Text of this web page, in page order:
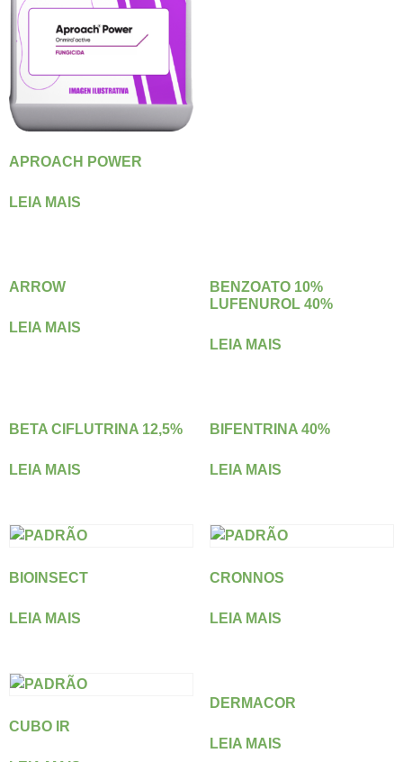
APROACH POWER
LEIA MAIS
ARROW
LEIA MAIS
BENZOATO 10%
LUFENUROL 40%
LEIA MAIS
BETA CIFLUTRINA 12,5%
LEIA MAIS
BIFENTRINA 40%
LEIA MAIS
BIOINSECT
LEIA MAIS
CRONNOS
LEIA MAIS
CUBO IR
DERMACOR
LEIA MAIS